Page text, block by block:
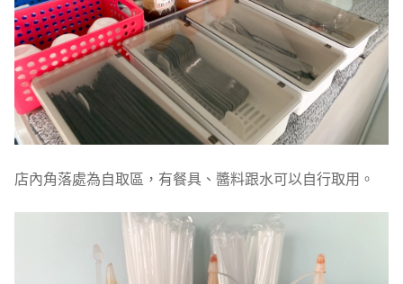
店內角落處為自取區，有餐具、醬料跟水可以自行取用。